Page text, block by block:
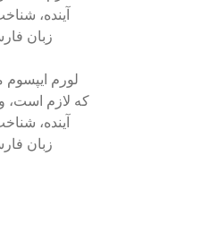
آینده،
زبان
لورم
که لازم است،
آینده،
زبان